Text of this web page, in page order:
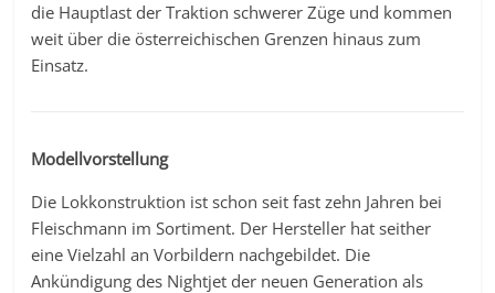
die Hauptlast der Traktion schwerer Züge und kommen
weit über die österreichischen Grenzen hinaus zum
Einsatz.
Modellvorstellung
Die Lokkonstruktion ist schon seit fast zehn Jahren bei
Fleischmann im Sortiment. Der Hersteller hat seither
eine Vielzahl an Vorbildern nachgebildet. Die
Ankündigung des Nightjet der neuen Generation als